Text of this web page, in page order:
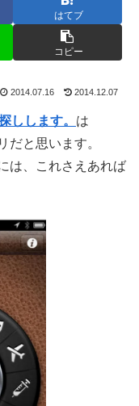
はてブ
コピー
2014.07.16 2014.12.07
しします。 は
だと思います。
は、これさえあれば